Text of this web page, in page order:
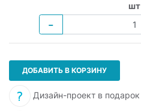
шт
−
ДОБАВИТЬ В КОРЗИНУ
Дизайн-проект в подарок